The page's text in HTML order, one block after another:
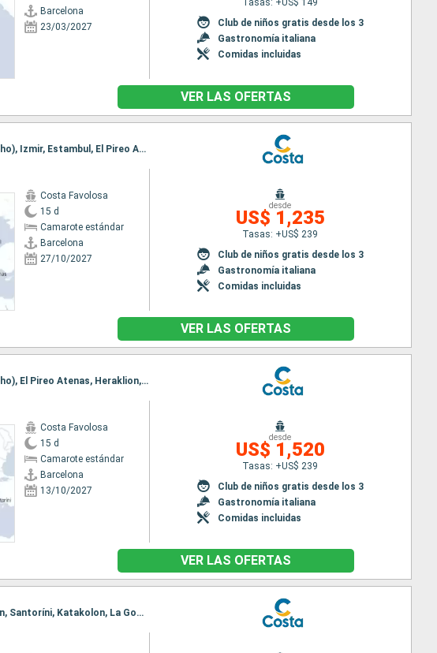
Barcelona
23/03/2027
Club de niños gratis desde los 3
Gastronomía italiana
Comidas incluidas
VER LAS OFERTAS
Itinerario : Barcelona, Marsella, Savona, Civitavecchia - Roma, Messina (estrecho), Izmir, Estambul, El Pireo Atenas, Katakolon, La Goulette, Barcelona
Costa Favolosa
15 d
Camarote estándar
Barcelona
27/10/2027
desde
US$ 1,235
Tasas: +US$ 239
Club de niños gratis desde los 3
Gastronomía italiana
Comidas incluidas
VER LAS OFERTAS
Itinerario : Barcelona, Marsella, Savona, Civitavecchia - Roma, Messina (estrecho), El Pireo Atenas, Heraklion, Santoríni, Katakolon, La Goulette, Palma de Mallorca, Barcelona
Costa Favolosa
15 d
Camarote estándar
Barcelona
13/10/2027
desde
US$ 1,520
Tasas: +US$ 239
Club de niños gratis desde los 3
Gastronomía italiana
Comidas incluidas
VER LAS OFERTAS
Itinerario : Civitavecchia - Roma, Messina (estrecho), El Pireo Atenas, Heraklion, Santoríni, Katakolon, La Goulette, Palma de Mallorca, Barcelona, Marsella, Savona, Civitavecchia - Roma